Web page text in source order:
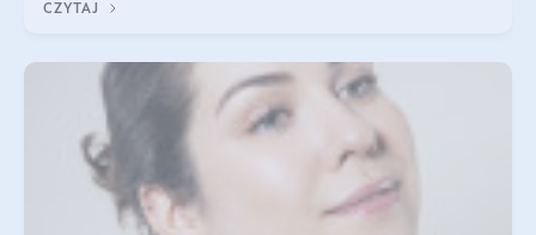
problemem.
CZYTAJ